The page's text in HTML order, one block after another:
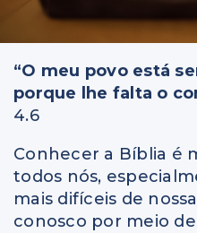
“O meu povo está
porque lhe falta o
4.6
Conhecer a Bíblia é
todos nós,
mais difíceis de
conosco por meio de